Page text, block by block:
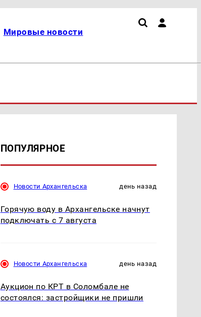
Мировые новости
ПОПУЛЯРНОЕ
Новости Архангельска день назад
Горячую воду в Архангельске начнут
подключать с 7 августа
Новости Архангельска день назад
Аукцион по КРТ в Соломбале не
состоялся: застройщики не пришли